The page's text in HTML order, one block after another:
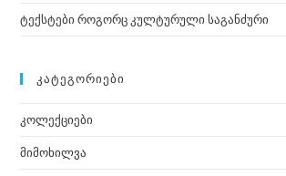
ტექსტები როგორც კულტურული საგანძური
ᲙᲐᲢᲔᲒᲝᲠᲘᲔᲑᲘ
კოლექციები
მიმოხილვა